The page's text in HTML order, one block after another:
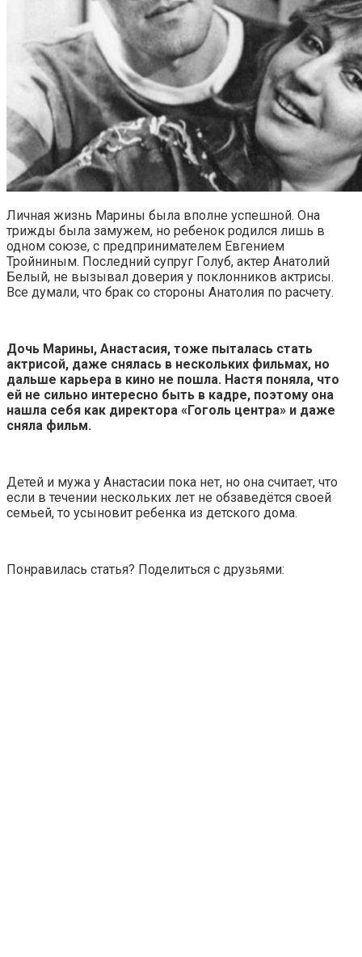
Личная жизнь Марины была вполне успешной. Она
трижды была замужем, но ребенок родился лишь в
одном союзе, с предпринимателем Евгением
Тройниным. Последний супруг Голуб, актер Анатолий
Белый, не вызывал доверия у поклонников актрисы.
Все думали, что брак со стороны Анатолия по расчету.
Дочь Марины, Анастасия, тоже пыталась стать
актрисой, даже снялась в нескольких фильмах, но
дальше карьера в кино не пошла. Настя поняла, что
ей не сильно интересно быть в кадре, поэтому она
нашла себя как директора «Гоголь центра» и даже
сняла фильм.
Детей и мужа у Анастасии пока нет, но она считает, что
если в течении нескольких лет не обзаведётся своей
семьей, то усыновит ребенка из детского дома.
Понравилась статья? Поделиться с друзьями: